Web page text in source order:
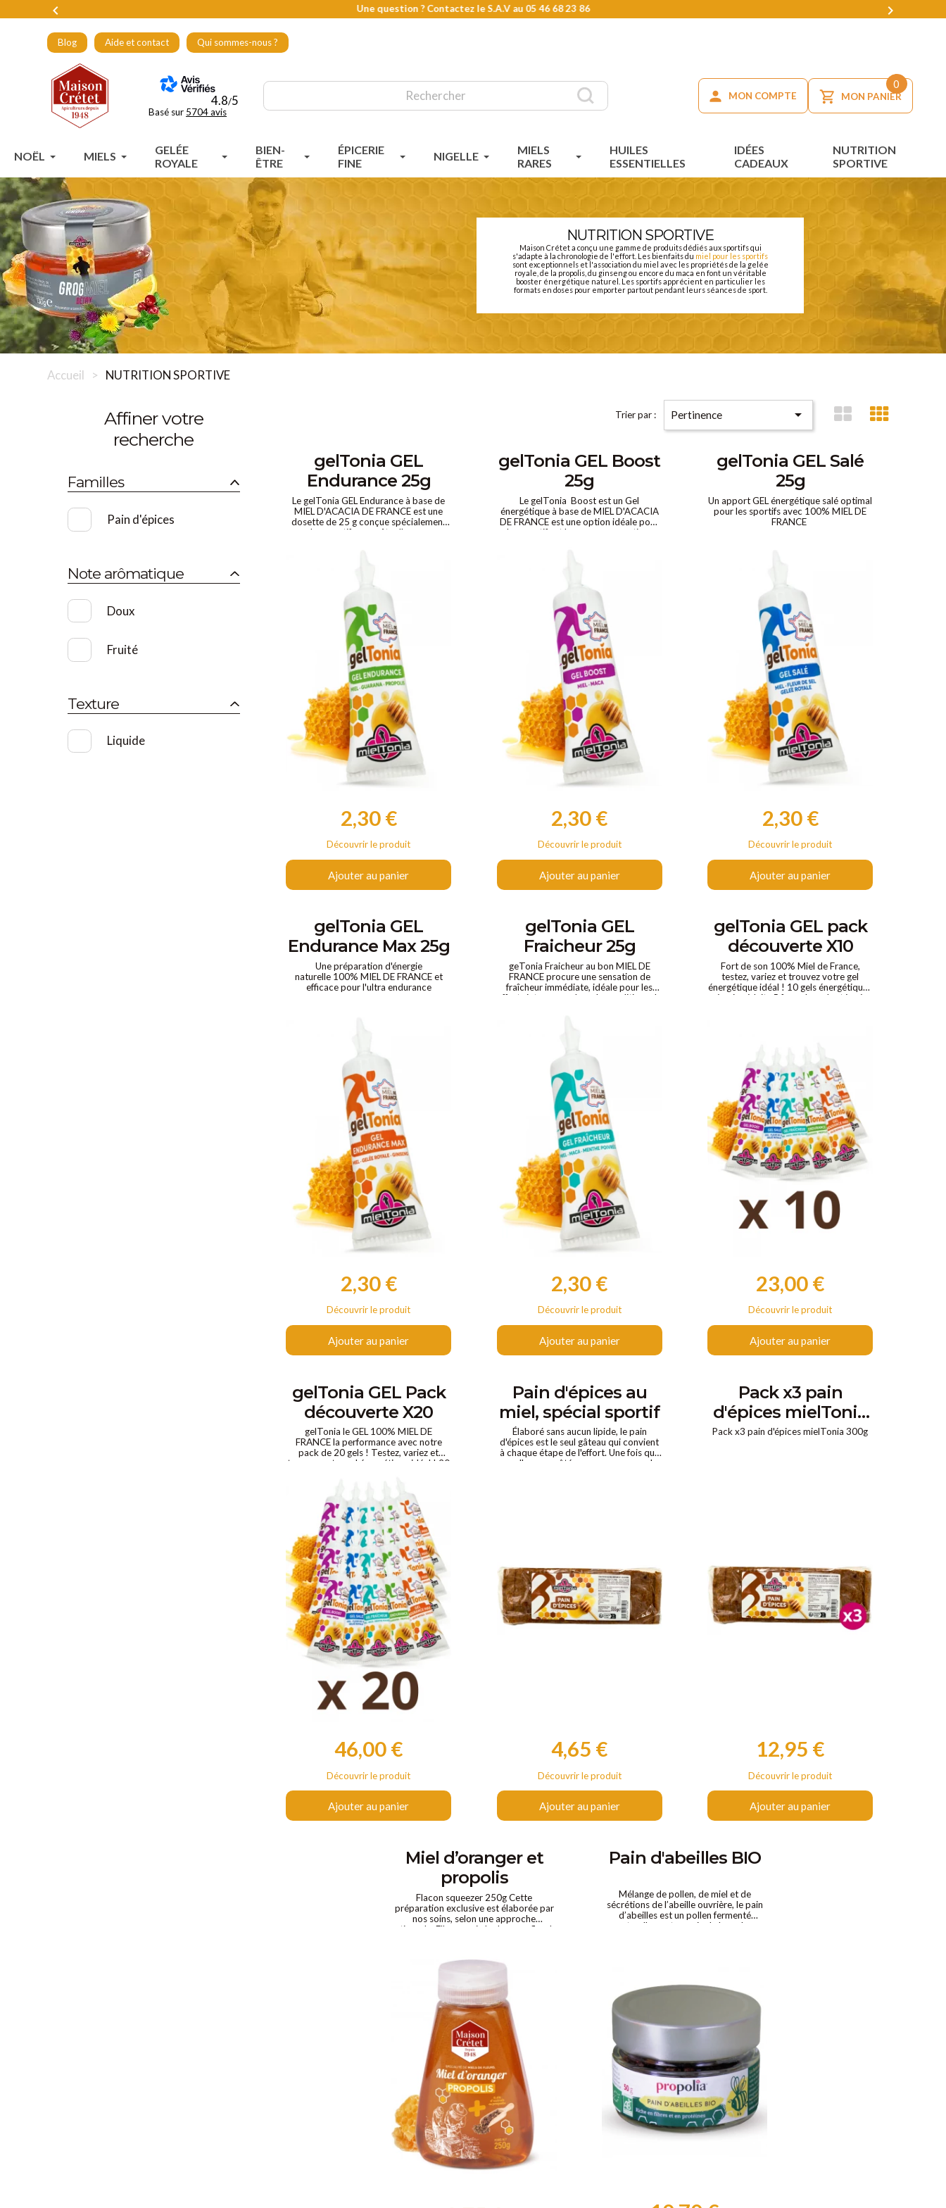
 
Une question ? Contactez le S.A.V au 05 46 68 23 86
Blog Aide et contact Qui sommes-nous ?
4.8/5
Basé sur 5704 avis
MON COMPTE MON PANIER
0
NOËL MIELS
GELÉE
ROYALE
BIEN-
ÊTRE
ÉPICERIE
FINE
NIGELLE
MIELS
RARES
HUILES
ESSENTIELLES
IDÉES
CADEAUX
NUTRITION
SPORTIVE
NUTRITION SPORTIVE
Maison Crétet a conçu une gamme de produits dédiés aux sportifs qui
s'adapte à la chronologie de l'effort. Les bienfaits du miel pour les sportifs
sont exceptionnels et l'association du miel avec les propriétés de la gelée
royale, de la propolis, du ginseng ou encore du maca en font un véritable
booster énergétique naturel. Les sportifs apprécient en particulier les
formats en doses pour emporter partout pendant leurs séances de sport.
Accueil NUTRITION SPORTIVE
affiner votre
recherche
Familles
Pain d'épices
Note arômatique
Doux
Fruité
Texture
Liquide
Trier par : Pertinence 
gelTonia GEL
Endurance 25g
Le gelTonia GEL Endurance à base de
MIEL D'ACACIA DE FRANCE est une
dosette de 25 g conçue spécialement
pour les sportifs en quête d'une source
Prix
2,30 €
Découvrir le produit
Ajouter au panier
gelTonia GEL Boost
25g
Le gelTonia Boost est un Gel
énergétique à base de MIEL D'ACACIA
DE FRANCE est une option idéale pour
les sportifs et les personnes actives
Prix
2,30 €
Découvrir le produit
Ajouter au panier
gelTonia GEL Salé
25g
Un apport GEL énergétique salé optimal
pour les sportifs avec 100% MIEL DE
FRANCE
Prix
2,30 €
Découvrir le produit
Ajouter au panier
gelTonia GEL
Endurance Max 25g
Une préparation d'énergie
naturelle 100% MIEL DE FRANCE et
efficace pour l'ultra endurance
Prix
2,30 €
Découvrir le produit
Ajouter au panier
gelTonia GEL
Fraicheur 25g
geTonia Fraicheur au bon MIEL DE
FRANCE procure une sensation de
fraîcheur immédiate, idéale pour les
efforts intenses ou lors de conditions de
Prix
2,30 €
Découvrir le produit
Ajouter au panier
gelTonia GEL pack
découverte X10
Fort de son 100% Miel de France,
testez, variez et trouvez votre gel
énergétique idéal ! 10 gels énergétiques
à prix réduit. 5 formules adaptées à
Prix
23,00 €
Découvrir le produit
Ajouter au panier
gelTonia GEL Pack
découverte X20
gelTonia le GEL 100% MIEL DE
FRANCE la performance avec notre
pack de 20 gels ! Testez, variez et
trouvez votre gel énergétique idéal ! 20
performance énergie naturelle et
progressive sans pic glycémique sans
gluten sans additifs 100% digestible
100% MIEL DE FRANCE une alternative
saine aux gels classiques.
Prix
46,00 €
Découvrir le produit
Ajouter au panier
Pain d'épices au
miel, spécial sportif
Élaboré sans aucun lipide, le pain
d'épices est le seul gâteau qui convient
à chaque étape de l'effort. Une fois que
vous l'aurez goûté, vous ne pourrez plus
Prix
4,65 €
Découvrir le produit
Ajouter au panier
Pack x3 pain
d'épices mielTonia
300g
Pack x3 pain d'épices mielTonia 300g
Prix
12,95 €
Découvrir le produit
Ajouter au panier
Miel d’oranger et
propolis
Flacon squeezer 250g Cette
préparation exclusive est élaborée par
nos soins, selon une approche
artisanale. Elle associe la douceur florale
format squeezer ultra pratique, pensé
pour une utilisation simple et précise au
Pain d'abeilles BIO
Mélange de pollen, de miel et de
sécrétions de l’abeille ouvrière, le pain
d’abeilles est un pollen fermenté
naturellement au sein de la ruche,
assimilables et c’est un pré- et
nombreuses propriétés santé : il stimule
le métabolisme et le système
immunitaire, facilite la digestion,
détoxifiant, pour un cocktail énergisant